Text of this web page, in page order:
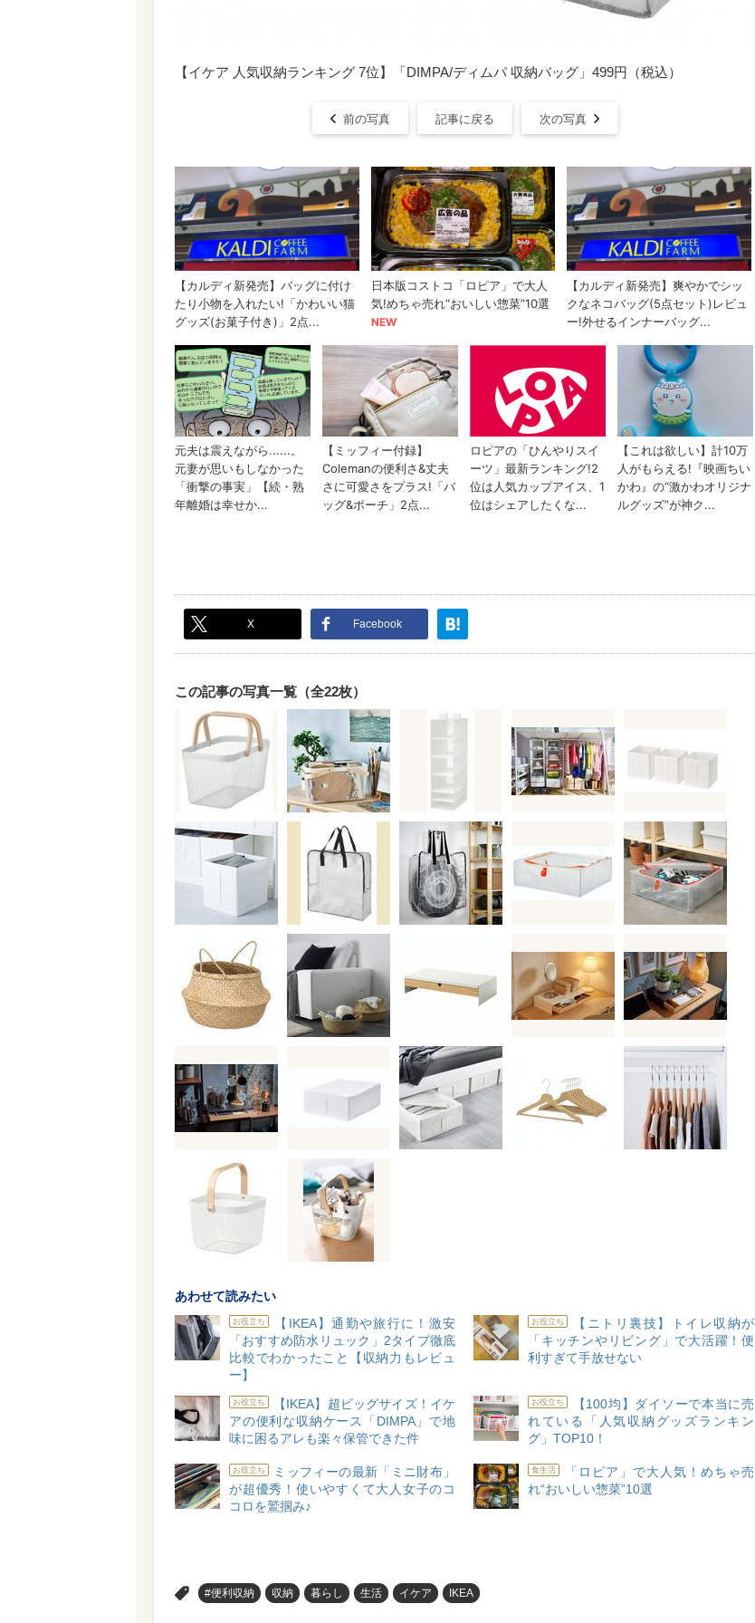
【イケア 人気収納ランキング 7位】「DIMPA/ディムパ 収納バッグ」499円（税込）
前の写真 記事に戻る 次の写真
X Facebook
この記事の写真一覧（全22枚）
あわせて読みたい
お役立ち
【IKEA】通勤や旅行に！激安
「おすすめ防水リュック」2タイプ徹底
比較でわかったこと【収納力もレビュ
ー】
お役立ち
【ニトリ裏技】トイレ収納が
「キッチンやリビング」で大活躍！便
利すぎて手放せない
お役立ち
【IKEA】超ビッグサイズ！イケ
アの便利な収納ケース「DIMPA」で地
味に困るアレも楽々保管できた件
お役立ち
【100均】ダイソーで本当に売
れている「人気収納グッズランキン
グ」TOP10！
お役立ち
ミッフィーの最新「ミニ財布」
が超優秀！使いやすくて大人女子のコ
コロを鷲掴み♪
食生活
「ロピア」で大人気！めちゃ売
れ“おいしい惣菜”10選
#便利収納 収納 暮らし 生活 イケア IKEA